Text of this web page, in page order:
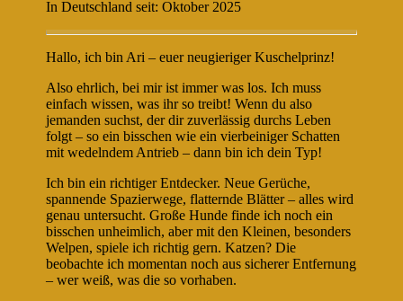
In Deutschland seit: Oktober 2025
Hallo, ich bin Ari – euer neugieriger Kuschelprinz!
Also ehrlich, bei mir ist immer was los. Ich muss
einfach wissen, was ihr so treibt! Wenn du also
jemanden suchst, der dir zuverlässig durchs Leben
folgt – so ein bisschen wie ein vierbeiniger Schatten
mit wedelndem Antrieb – dann bin ich dein Typ!
Ich bin ein richtiger Entdecker. Neue Gerüche,
spannende Spazierwege, flatternde Blätter – alles wird
genau untersucht. Große Hunde finde ich noch ein
bisschen unheimlich, aber mit den Kleinen, besonders
Welpen, spiele ich richtig gern. Katzen? Die
beobachte ich momentan noch aus sicherer Entfernung
– wer weiß, was die so vorhaben.